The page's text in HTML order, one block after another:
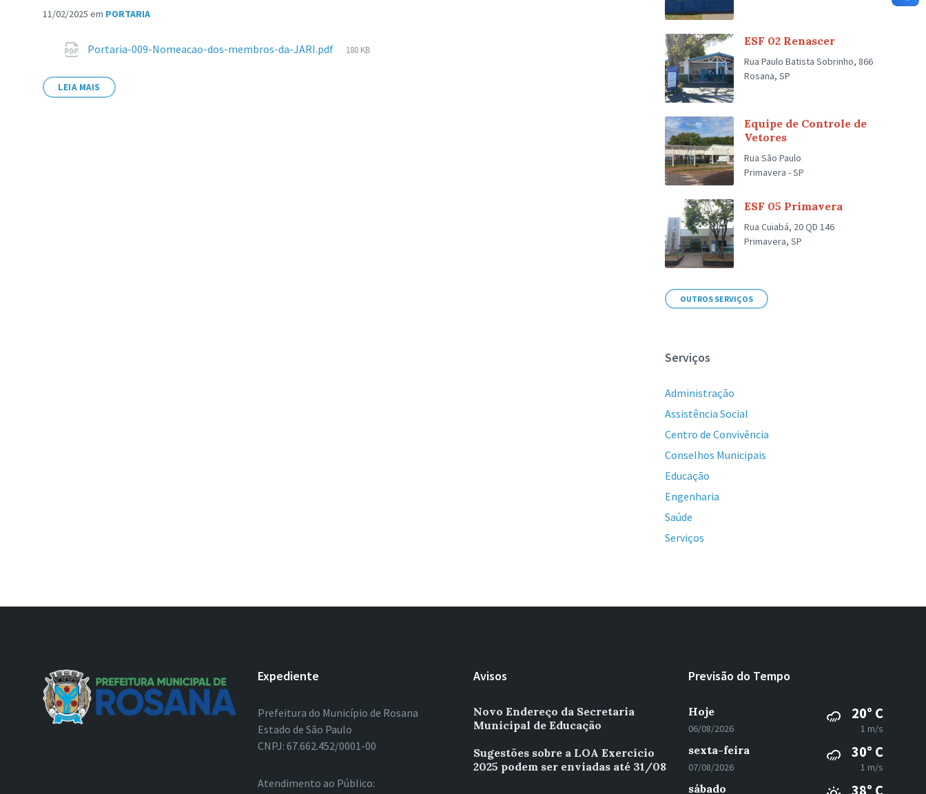
11/02/2025 em PORTARIA
AnexosPortaria-009-Nomeacao-dos-membros-da-JARI.pdf
Tamanho
180 KB
LEIA MAIS
ESF 02 Renascer
Rua Paulo Batista Sobrinho, 866
Rosana, SP
Equipe de Controle de
Vetores
Rua São Paulo
Primavera - SP
ESF 05 Primavera
Rua Cuiabá, 20 QD 146
Primavera, SP
OUTROS SERVIÇOS
Serviços
Administração
Assistência Social
Centro de Convivência
Conselhos Municipais
Educação
Engenharia
Saúde
Serviços
Expediente
Prefeitura do Município de Rosana
Estado de São Paulo
CNPJ: 67.662.452/0001-00
Atendimento ao Público:
Avisos
Novo Endereço da Secretaria
Municipal de Educação
Sugestões sobre a LOA Exercício
2025 podem ser enviadas até 31/08
Previsão do Tempo
Hoje
06/08/2026
20° C
1 m/s
sexta-feira
07/08/2026
30° C
1 m/s
sábado